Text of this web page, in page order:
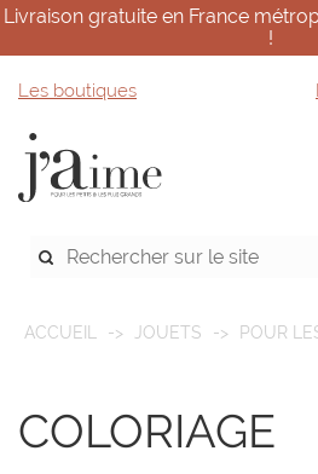
Livraison gratuite en France
!
Les boutiques
ACCUEIL JOUETS POUR
COLORIAGE